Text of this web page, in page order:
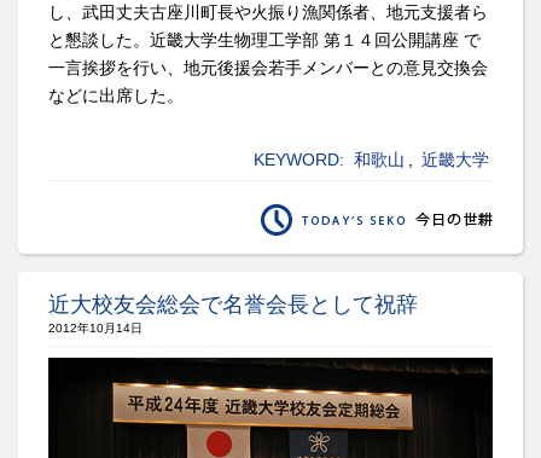
し、武田丈夫古座川町長や火振り漁関係者、地元支援者ら
と懇談した。近畿大学生物理工学部 第１４回公開講座 で
一言挨拶を行い、地元後援会若手メンバーとの意見交換会
などに出席した。
KEYWORD: 和歌山 近畿大学
近大校友会総会で名誉会長として祝辞
2012年10月14日